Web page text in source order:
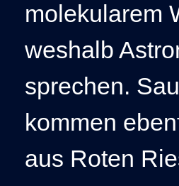
molekularem
weshalb
sprechen.
kommen
aus Roten